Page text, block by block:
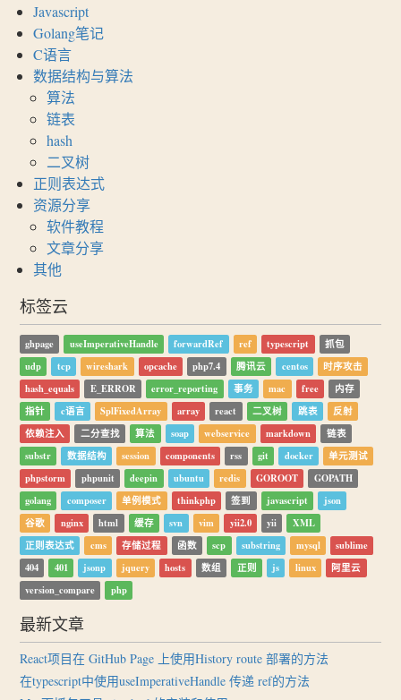
Javascript
Golang笔记
C语言
数据结构与算法
算法
链表
hash
二叉树
正则表达式
资源分享
软件教程
文章分享
其他
标签云
ghpage useImperativeHandle forwardRef ref typescript
抓包
udp
tcp wireshark opcache php7.4 腾讯云 centos
时序攻击
hash_equals
E_ERROR error_reporting 事务 mac free
内存
指针
c语言 SplFixedArray array react 二叉树 跳表
反射
依赖注入
二分查找 算法 soap webservice markdown
链表
substr
数据结构 session components rss git docker
单元测试
phpstorm
phpunit deepin ubuntu redis GOROOT
GOPATH
golang
composer 单例模式 thinkphp 签到 javascript
json
谷歌
nginx html 缓存 svn vim yii2.0 yii
XML
正则表达式
cms 存储过程 函数 scp substring mysql
sublime
404
401 jsonp jquery hosts 数组 正则 js linux
阿里云
version_compare
php
最新文章
React项目在 GitHub Page 上使用History route 部署的方法
在typescript中使用useImperativeHandle 传递 ref的方法